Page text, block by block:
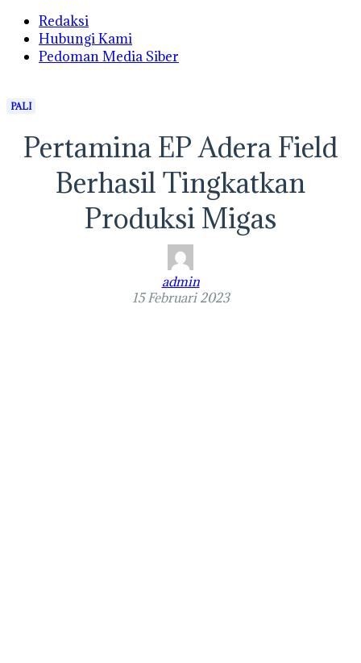
Redaksi
Hubungi Kami
Pedoman Media Siber
PALI
Pertamina EP Adera Field
Berhasil Tingkatkan
Produksi Migas
admin
15 Februari 2023